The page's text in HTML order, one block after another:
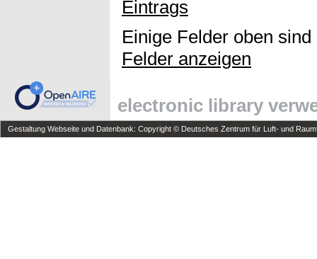
Eintrags
Einige Felder oben
Felder anzeigen
electronic library
Gestaltung Webseite und Datenbank: Copyright © Deutsches Zentrum für Luft- und